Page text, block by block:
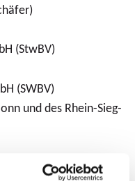
(StwBV)
(SWBV)
und des Rhein-Sieg-